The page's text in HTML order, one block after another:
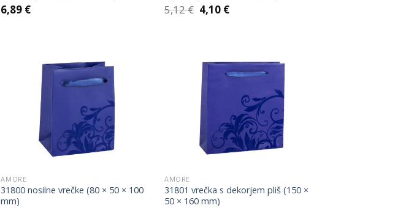
6,89 € 5,12€ Izvirna
cena
4,10 €Trenutna
AMORE
31800 nosilne vrečke (80 × 50 × 100
mm)
Add to
Wishlist
AMORE
31801 vrečka s dekorjem pliš (150 ×
50 × 160 mm)